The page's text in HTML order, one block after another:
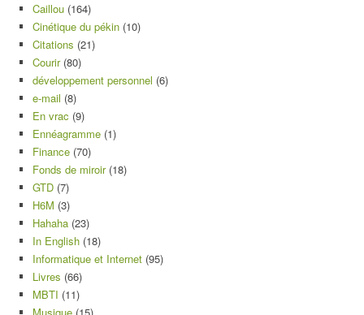
Caillou (164)
Cinétique du pékin (10)
Citations (21)
Courir(80)
développement personnel (6)
e-mail (8)
En vrac (9)
Ennéagramme (1)
Finance (70)
Fonds de miroir(18)
GTD (7)
H6M (3)
Hahaha (23)
In English (18)
Informatique et Internet (95)
Livres (66)
MBTI (11)